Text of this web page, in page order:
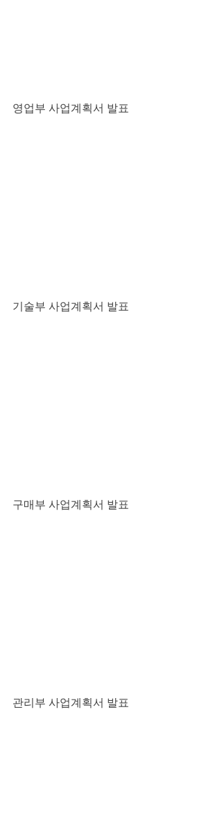
영업부 사업계획서 발표
기술부 사업계획서 발표
구매부 사업계획서 발표
관리부 사업계획서 발표